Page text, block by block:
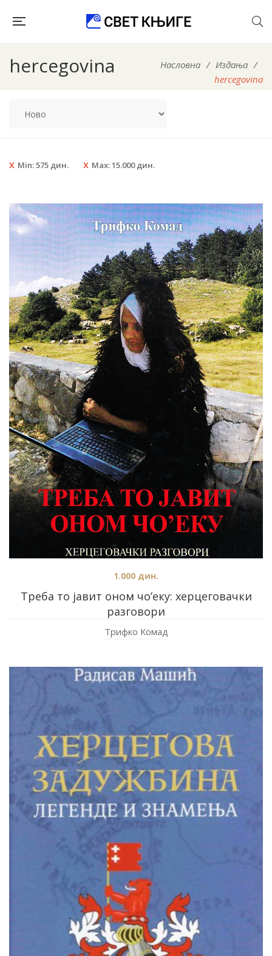
hercegovina Насловна / Издања /
hercegovina
Min:575 дин. Max:15.000дин.
Треба то јавит оном чо’еку: херцеговачки
разговори
1.000 дин.
Трифко Комад